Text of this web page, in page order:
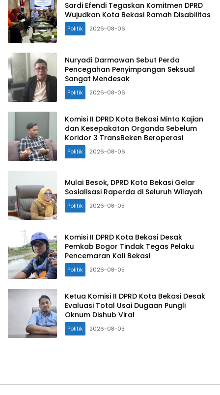
Sardi Efendi Tegaskan Komitmen DPRD
Wujudkan Kota Bekasi Ramah Disabilitas
Politik 2026-08-06
Nuryadi Darmawan Sebut Perda
Pencegahan Penyimpangan Seksual
Sangat Mendesak
Politik 2026-08-06
Komisi II DPRD Kota Bekasi Minta Kajian
dan Kesepakatan Organda Sebelum
Koridor 3 TransBeken Beroperasi
Politik 2026-08-06
Mulai Besok, DPRD Kota Bekasi Gelar
Sosialisasi Raperda di Seluruh Wilayah
Politik 2026-08-05
Komisi II DPRD Kota Bekasi Desak
Pemkab Bogor Tindak Tegas Pelaku
Pencemaran Kali Bekasi
Politik 2026-08-05
Ketua Komisi II DPRD Kota Bekasi Desak
Evaluasi Total Usai Dugaan Pungli
Oknum Dishub Viral
Politik 2026-08-03